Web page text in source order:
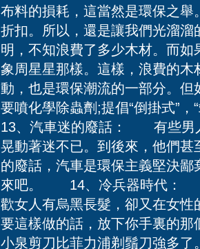
布料的損耗，這當然是環保之
折扣。所以，還是讓我們光
明，不知浪費了多少木材。而
象周星星那樣。這樣，浪費的
動，也是環保潮流的一部分。
要噴化學除蟲劑;提倡“倒掛式”
13、汽車迷的廢話： 有些男
晃動著迷不已。到後來，他們
的廢話，汽車是環保主義堅決
來吧。 14、冷兵器時代：
歡女人有烏黑長髮，卻又在女
要這樣做的話，放下你手裏的
小泉剪刀比菲力浦剃鬚刀強